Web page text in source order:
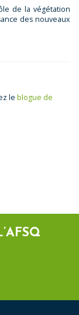
de la végétation
des nouveaux
le blogue de